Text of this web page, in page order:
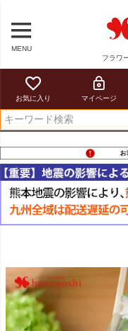
MENU
フラワ
お気に入り マイページ